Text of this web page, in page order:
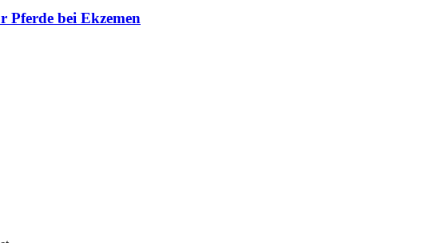
Pferde bei Ekzemen